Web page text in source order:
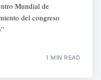
Mundial de
del congreso
1 MIN READ